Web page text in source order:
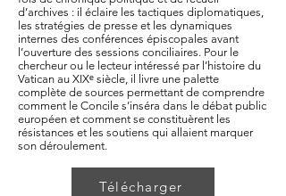
d’archives : il éclaire les tactiques diplomatiques,
les stratégies de presse et les dynamiques
internes des conférences épiscopales avant
l’ouverture des sessions conciliaires. Pour le
chercheur ou le lecteur intéressé par l’histoire du
Vatican au XIXᵉ siècle, il livre une palette
complète de sources permettant de comprendre
comment le Concile s’inséra dans le débat public
européen et comment se constituèrent les
résistances et les soutiens qui allaient marquer
son déroulement.
Télécharger